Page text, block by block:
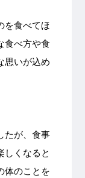
を食べてほ
食べ方や食
思いが込め
たが、食事
しくなると
体のことを